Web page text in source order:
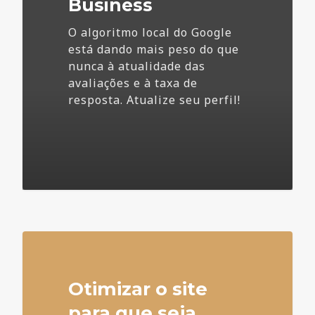
Business
O algoritmo local do Google
está dando mais peso do que
nunca à atualidade das
avaliações e à taxa de
resposta. Atualize seu perfil!
Otimizar o site